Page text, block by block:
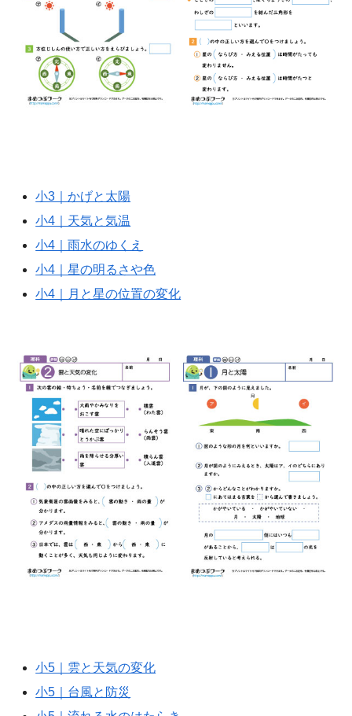
小3｜かげと太陽
小4｜天気と気温
小4｜雨水のゆくえ
小4｜星の明るさや色
小4｜月と星の位置の変化
小5｜雲と天気の変化
小5｜台風と防災